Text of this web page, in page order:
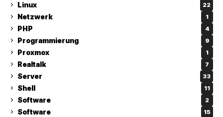
Linux 22
Netzwerk 1
PHP 4
Programmierung 9
Proxmox 1
Realtalk 7
Server 33
Shell 11
Software 2
Software 15